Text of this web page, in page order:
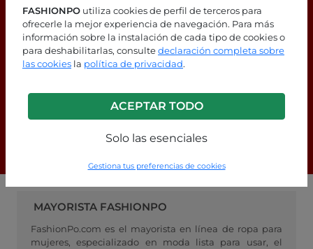
FASHIONPO utiliza cookies de perfil de terceros para
ofrecerle la mejor experiencia de navegación. Para más
información sobre la instalación de cada tipo de cookies o
para deshabilitarlas, consultedeclaración completa sobre
las cookies la política de privacidad.
ACEPTAR TODO
Solo las esenciales
Gestiona tus preferencias de cookies
¿Estás buscando respuestas?
¡Consulta nuestra página de
preguntas frecuentes!
MAYORISTA FASHIONPO
FashionPo.com es el mayorista en línea de ropa para
mujeres, especializado en moda lista para usar, el